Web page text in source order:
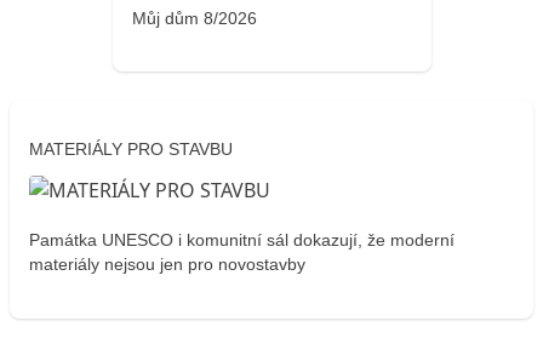
Můj dům 8/2026
MATERIÁLY PRO STAVBU
Památka UNESCO i komunitní sál dokazují, že moderní
materiály nejsou jen pro novostavby